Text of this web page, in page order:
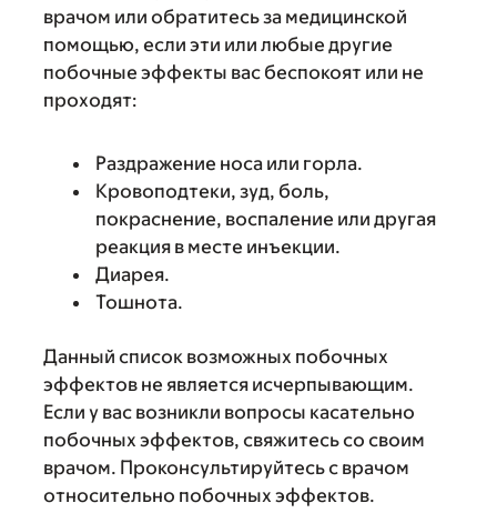
врачом или обратитесь за медицинской
помощью, если эти или любые другие
побочные эффекты вас беспокоят или не
проходят:
Раздражение носа или горла.
Кровоподтеки, зуд, боль,
покраснение, воспаление или другая
реакция в месте инъекции.
Диарея.
Тошнота.
Данный список возможных побочных
эффектов не является исчерпывающим.
Если у вас возникли вопросы касательно
побочных эффектов, свяжитесь со своим
врачом. Проконсультируйтесь с врачом
относительно побочных эффектов.